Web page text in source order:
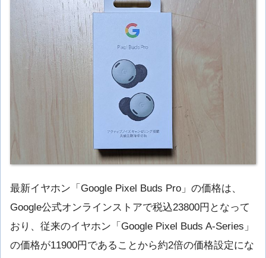
最新イヤホン「Google Pixel Buds Pro」の価格は、
Google公式オンラインストアで税込23800円となって
おり、従来のイヤホン「Google Pixel Buds A-Series」
の価格が11900円であることから約2倍の価格設定にな